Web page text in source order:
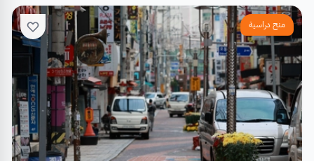
منح دراسية